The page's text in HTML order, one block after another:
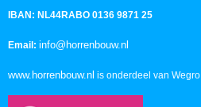
IBAN: NL44RABO 0136 9871 25
Email: info@horrenbouw.nl
www.horrenbouw.nl is onderdeel van Wegro